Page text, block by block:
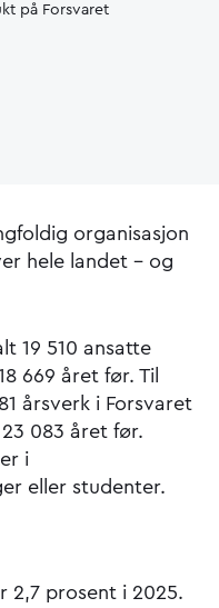
på Forsvaret
organisasjon
hele landet – og
19 510 ansatte
669 året før. Til
årsverk i Forsvaret
083 året før.
i
eller studenter.
2,7 prosent i 2025.